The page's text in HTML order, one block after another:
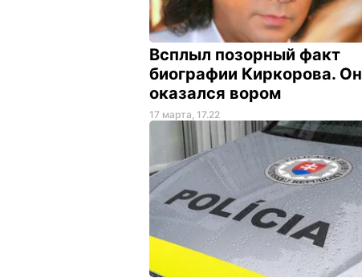
Всплыл позорный факт
биографии Киркорова. Он
оказался вором
17 марта, 17.22